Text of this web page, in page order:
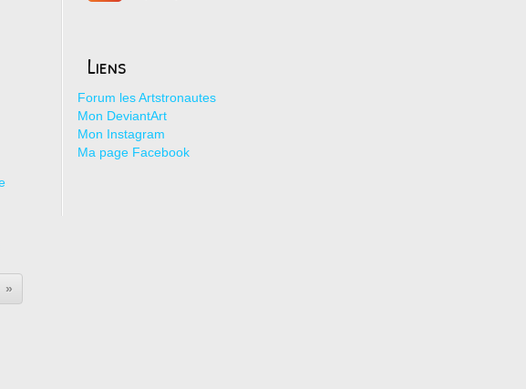
Liens
Forum les Artstronautes
Mon DeviantArt
Mon Instagram
Ma page Facebook